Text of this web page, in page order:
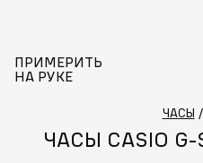
ПРИМЕРИТЬ
НА РУКЕ
ЧАСЫ /
ЧАСЫ CASIO G-